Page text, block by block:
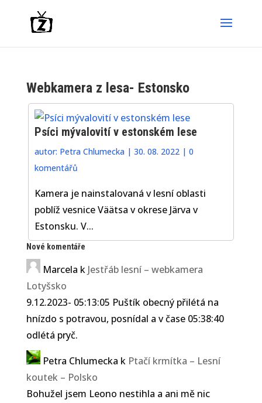
Webkamera z lesa- Estonsko
Psíci mývalovití v estonském lese
autor: Petra Chlumecka |30. 08. 2022 |0
komentářů
Kamera je nainstalovaná v lesní oblasti
poblíž vesnice Väätsa v okrese Järva v
Estonsku. V...
Nové komentáře
Marcela k Jestřáb lesní – webkamera
Lotyšsko
9.12.2023- 05:13:05 Puštík obecný přilétá na
hnízdo s potravou, posnídal a v čase 05:38:40
odlétá pryč.
Petra Chlumecka k Ptačí krmítka – Lesní
koutek – Polsko
Bohužel jsem Leono nestihla a ani mě nic